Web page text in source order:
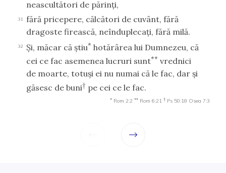
neascultători de părinţi,
31
fără pricepere, călcători de cuvânt, fără
dragoste firească, neînduplecaţi, fără milă.
32 Şi, măcar că ştiu* hotărârea lui Dumnezeu, că
cei ce fac asemenea lucruri sunt** vrednici
de moarte, totuşi ei nu numai că le fac, dar şi
găsesc de buni† pe cei ce le fac.
* Rom 2:2 ** Rom 6:21 † Ps 50:18 Osea 7:3